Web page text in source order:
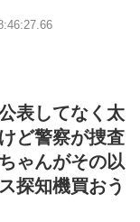
表してなく太
ど警察が捜査
ゃんがその以
探知機買おう